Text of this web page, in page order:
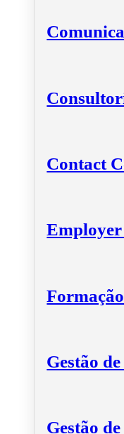
Contact
Formação
Gestão
Gestão